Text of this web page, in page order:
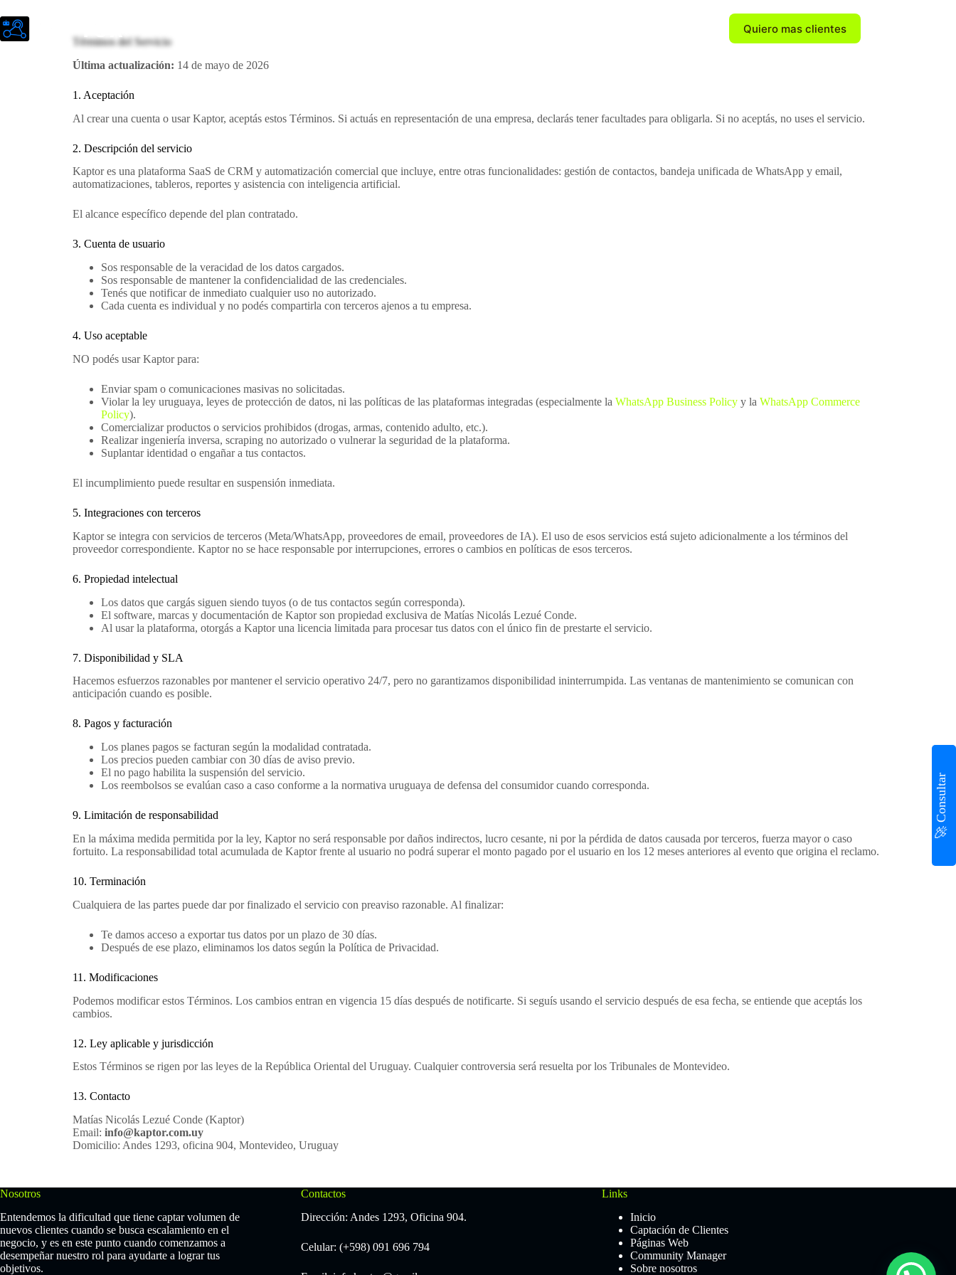
Quiero mas clientes
Términos del Servicio
Última actualización: 14 de mayo de 2026
1. Aceptación
Al crear una cuenta o usar Kaptor, aceptás estos Términos. Si actuás en representación de una empresa, declarás tener facultades para obligarla. Si no aceptás, no uses el servicio.
2. Descripción del servicio
Kaptor es una plataforma SaaS de CRM y automatización comercial que incluye, entre otras funcionalidades: gestión de contactos, bandeja unificada de WhatsApp y email,
automatizaciones, tableros, reportes y asistencia con inteligencia artificial.
El alcance específico depende del plan contratado.
3. Cuenta de usuario
Sos responsable de la veracidad de los datos cargados.
Sos responsable de mantener la confidencialidad de las credenciales.
Tenés que notificar de inmediato cualquier uso no autorizado.
Cada cuenta es individual y no podés compartirla con terceros ajenos a tu empresa.
4. Uso aceptable
NO podés usar Kaptor para:
Enviar spam o comunicaciones masivas no solicitadas.
Violar la ley uruguaya, leyes de protección de datos, ni las políticas de las plataformas integradas (especialmente la WhatsApp Business Policy y la WhatsApp Commerce
Policy).
Comercializar productos o servicios prohibidos (drogas, armas, contenido adulto, etc.).
Realizar ingeniería inversa, scraping no autorizado o vulnerar la seguridad de la plataforma.
Suplantar identidad o engañar a tus contactos.
El incumplimiento puede resultar en suspensión inmediata.
5. Integraciones con terceros
Kaptor se integra con servicios de terceros (Meta/WhatsApp, proveedores de email, proveedores de IA). El uso de esos servicios está sujeto adicionalmente a los términos del
proveedor correspondiente. Kaptor no se hace responsable por interrupciones, errores o cambios en políticas de esos terceros.
6. Propiedad intelectual
Los datos que cargás siguen siendo tuyos (o de tus contactos según corresponda).
El software, marcas y documentación de Kaptor son propiedad exclusiva de Matías Nicolás Lezué Conde.
Al usar la plataforma, otorgás a Kaptor una licencia limitada para procesar tus datos con el único fin de prestarte el servicio.
7. Disponibilidad y SLA
Hacemos esfuerzos razonables por mantener el servicio operativo 24/7, pero no garantizamos disponibilidad ininterrumpida. Las ventanas de mantenimiento se comunican con
anticipación cuando es posible.
8. Pagos y facturación
Los planes pagos se facturan según la modalidad contratada.
Los precios pueden cambiar con 30 días de aviso previo.
El no pago habilita la suspensión del servicio.
Los reembolsos se evalúan caso a caso conforme a la normativa uruguaya de defensa del consumidor cuando corresponda.
9. Limitación de responsabilidad
En la máxima medida permitida por la ley, Kaptor no será responsable por daños indirectos, lucro cesante, ni por la pérdida de datos causada por terceros, fuerza mayor o caso
fortuito. La responsabilidad total acumulada de Kaptor frente al usuario no podrá superar el monto pagado por el usuario en los 12 meses anteriores al evento que origina el reclamo.
10. Terminación
Cualquiera de las partes puede dar por finalizado el servicio con preaviso razonable. Al finalizar:
Te damos acceso a exportar tus datos por un plazo de 30 días.
Después de ese plazo, eliminamos los datos según la Política de Privacidad.
11. Modificaciones
Podemos modificar estos Términos. Los cambios entran en vigencia 15 días después de notificarte. Si seguís usando el servicio después de esa fecha, se entiende que aceptás los
cambios.
12. Ley aplicable y jurisdicción
Estos Términos se rigen por las leyes de la República Oriental del Uruguay. Cualquier controversia será resuelta por los Tribunales de Montevideo.
13. Contacto
Matías Nicolás Lezué Conde (Kaptor)
Email: info@kaptor.com.uy
Domicilio: Andes 1293, oficina 904, Montevideo, Uruguay
Nosotros
Entendemos la dificultad que tiene captar volumen de
nuevos clientes cuando se busca escalamiento en el
negocio, y es en este punto cuando comenzamos a
desempeñar nuestro rol para ayudarte a lograr tus
objetivos.
Contactos
Dirección: Andes 1293, Oficina 904.
Celular: (+598) 091 696 794
Links
Inicio
Captación de Clientes
Páginas Web
Community Manager
Sobre nosotros
🚀 Consultar